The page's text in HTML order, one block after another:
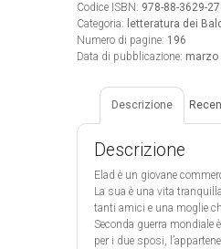
Codice ISBN: 978-88-3629-
Categoria: letteratura dei
Numero di pagine: 196
Data di pubblicazione: marzo
Descrizione
Descrizione
Elad è un giovane
La sua è una vita
tanti amici e una moglie
Seconda guerra mondiale
per i due sposi,